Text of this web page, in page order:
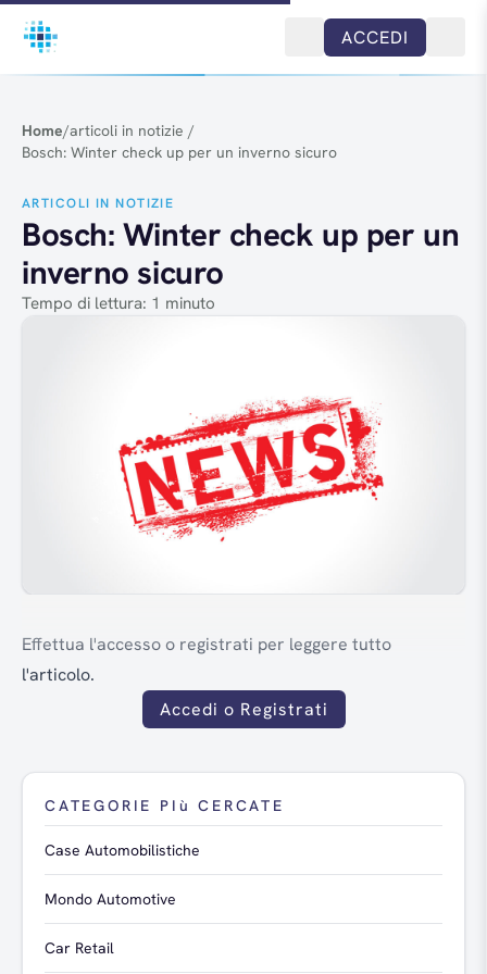
Salta al contenuto
ACCEDI
Home/articoli in notizie /
Bosch: Winter check up per un inverno sicuro
ARTICOLI IN NOTIZIE
Bosch: Winter check up per un
inverno sicuro
Tempo di lettura: 1 minuto
Effettua l'accesso o registrati per leggere tutto
l'articolo.
Accedi o Registrati
CATEGORIE PIù CERCATE
Case Automobilistiche
Mondo Automotive
Car Retail